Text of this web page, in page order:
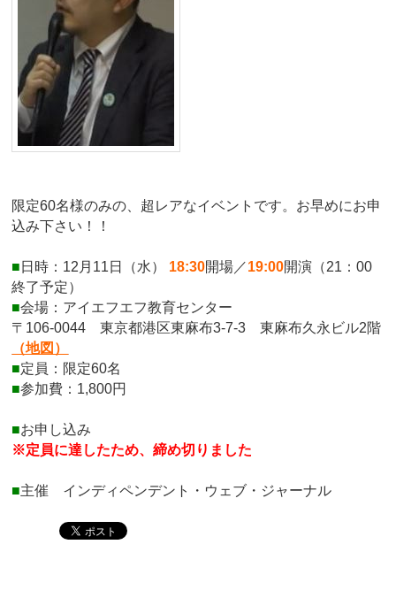
限定60名様のみの、超レアなイベントです。お早めにお申
込み下さい！！
■ 日時：12月11日（水） 18:30開場／19:00開演（21：00
終了予定）
■会場：アイエフエフ教育センター
〒106-0044 東京都港区東麻布3-7-3 東麻布久永ビル2階
（地図）
■定員：限定60名
■参加費：1,800円
■お申し込み
※定員に達したため、締め切りました
■主催 インディペンデント・ウェブ・ジャーナル